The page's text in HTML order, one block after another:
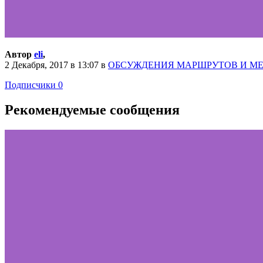
Автор eli,
2 Декабря, 2017 в 13:07 в ОБСУЖДЕНИЯ МАРШРУТОВ И
Подписчики 0
Рекомендуемые сообщения